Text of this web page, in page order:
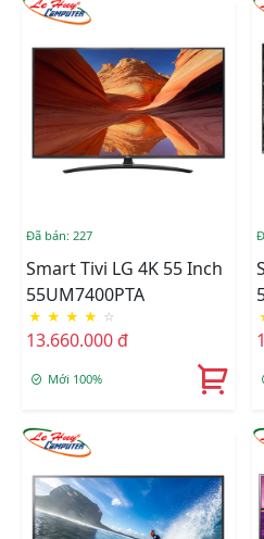
Đã bán: 227
Smart Tivi LG 4K 55 Inch
55UM7400PTA
★ ★ ★ ★ ☆
13.660.000 đ
Mới 100%